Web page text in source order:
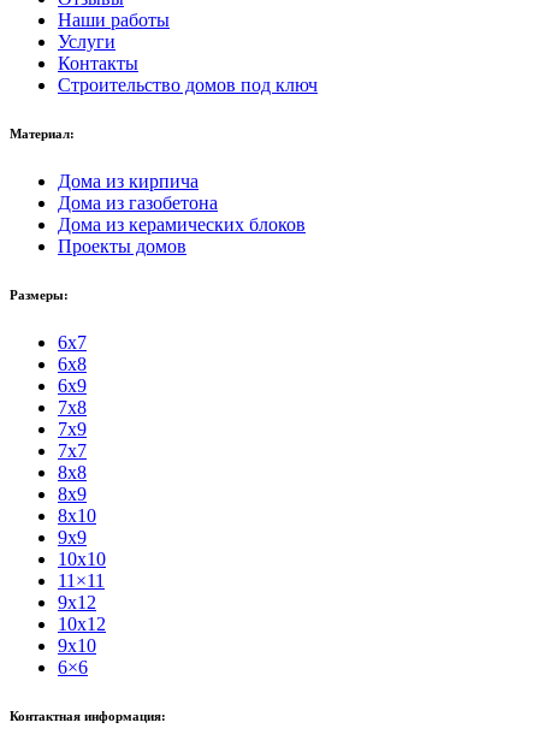
Наши работы
Услуги
Контакты
Строительство домов под ключ
Материал:
Дома из кирпича
Дома из газобетона
Дома из керамических блоков
Проекты домов
Размеры:
6x7
6x8
6x9
7x8
7x9
7x7
8x8
8x9
8x10
9x9
10x10
11×11
9x12
10x12
9x10
6×6
Контактная информация: